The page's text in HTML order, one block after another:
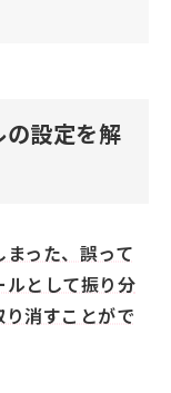
設定を解
った、誤って
ルとして振り分
消すことがで